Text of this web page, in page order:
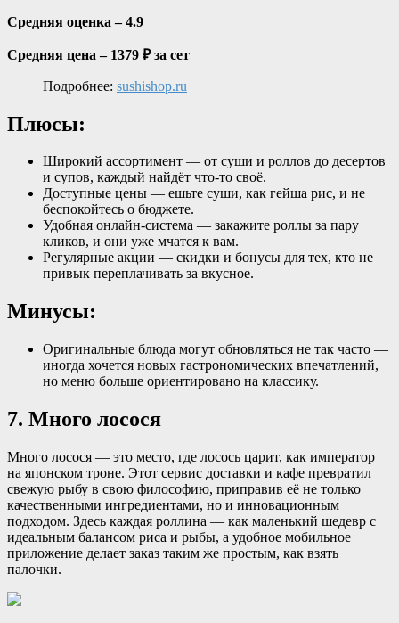
Средняя оценка – 4.9
Средняя цена – 1379 ₽ за сет
Подробнее: sushishop.ru
Плюсы:
Широкий ассортимент — от суши и роллов до десертов
и супов, каждый найдёт что-то своё.
Доступные цены — ешьте суши, как гейша рис, и не
беспокойтесь о бюджете.
Удобная онлайн-система — закажите роллы за пару
кликов, и они уже мчатся к вам.
Регулярные акции — скидки и бонусы для тех, кто не
привык переплачивать за вкусное.
Минусы:
Оригинальные блюда могут обновляться не так часто —
иногда хочется новых гастрономических впечатлений,
но меню больше ориентировано на классику.
7. Много лосося
Много лосося — это место, где лосось царит, как император
на японском троне. Этот сервис доставки и кафе превратил
свежую рыбу в свою философию, приправив её не только
качественными ингредиентами, но и инновационным
подходом. Здесь каждая роллина — как маленький шедевр с
идеальным балансом риса и рыбы, а удобное мобильное
приложение делает заказ таким же простым, как взять
палочки.